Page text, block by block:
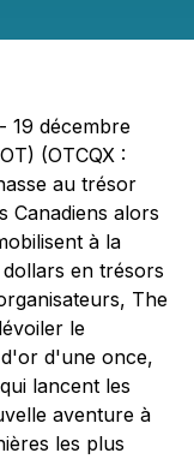
19 décembre
(OTCQX :
au trésor
Canadiens alors
à la
en trésors
The
le
d'une once,
lancent les
aventure à
les plus